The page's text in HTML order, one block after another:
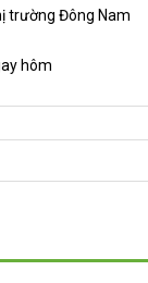
trường Đông Nam
hôm